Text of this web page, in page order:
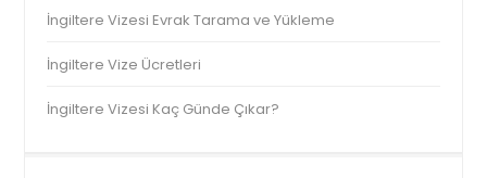
İngiltere Vizesi Evrak Tarama ve Yükleme
İngiltere Vize Ücretleri
İngiltere Vizesi Kaç Günde Çıkar?